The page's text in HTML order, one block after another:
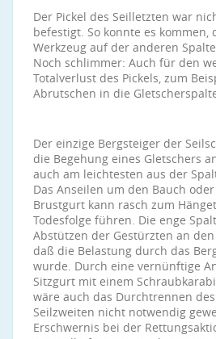
Der Pickel des Seilletzten war
befestigt. So konnte es kommen,
Werkzeug auf der anderen
Noch schlimmer: Auch für den
Totalverlust des Pickels, zum
Abrutschen in die
Der einzige Bergsteiger der
die Begehung eines Gletschers
auch am leichtesten aus der
Das Anseilen um den Bauch
Brustgurt kann rasch zum
Todesfolge führen. Die enge
Abstützen der Gestürzten an
daß die Belastung durch das
wurde. Durch eine vernünftige
Sitzgurt mit einem
wäre auch das Durchtrennen
Seilzweiten nicht notwendig
Erschwernis bei der